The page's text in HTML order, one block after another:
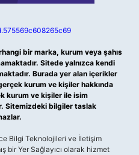
bir marka, kurum veya şahıs
Sitede yalnızca kendi
Burada yer alan içerikler
kurum ve kişiler hakkında
kurum ve kişiler ile isim
Sitemizdeki bilgiler taslak
Bilgi Teknolojileri ve İletişim
bir Yer Sağlayıcı olarak hizmet